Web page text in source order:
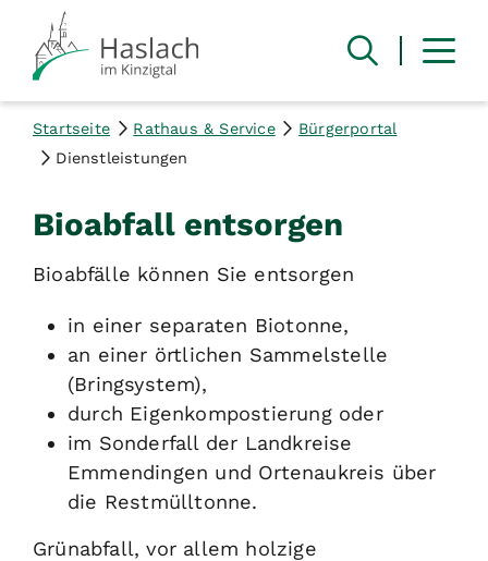
Startseite Rathaus & Service
Bürgerportal
Dienstleistungen
Bioabfall entsorgen
Bioabfälle können Sie entsorgen
in einer separaten Biotonne,
an einer örtlichen Sammelstelle
(Bringsystem),
durch Eigenkompostierung oder
im Sonderfall der Landkreise
Emmendingen und Ortenaukreis über
die Restmülltonne.
Grünabfall, vor allem holzige